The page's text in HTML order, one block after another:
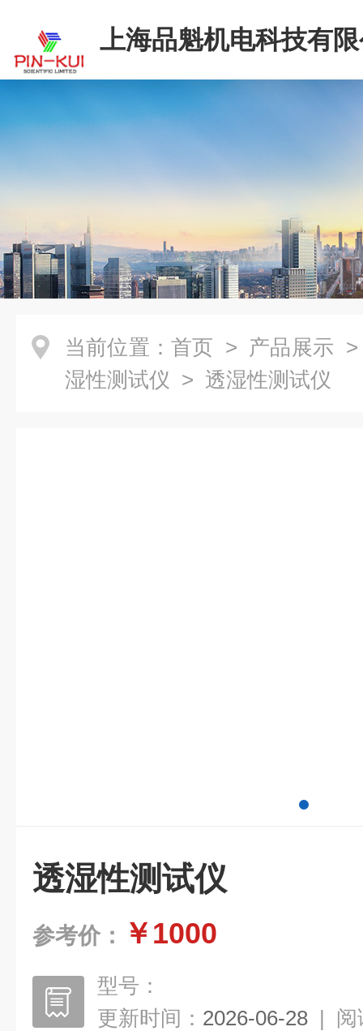
上海品魁机电科技有
当前位置： 首页 > 产品展示
湿性测试仪 > 透湿性测试仪
透湿性测试仪
参考价： ￥1000
型号：
更新时间： 2026-06-28 | 阅